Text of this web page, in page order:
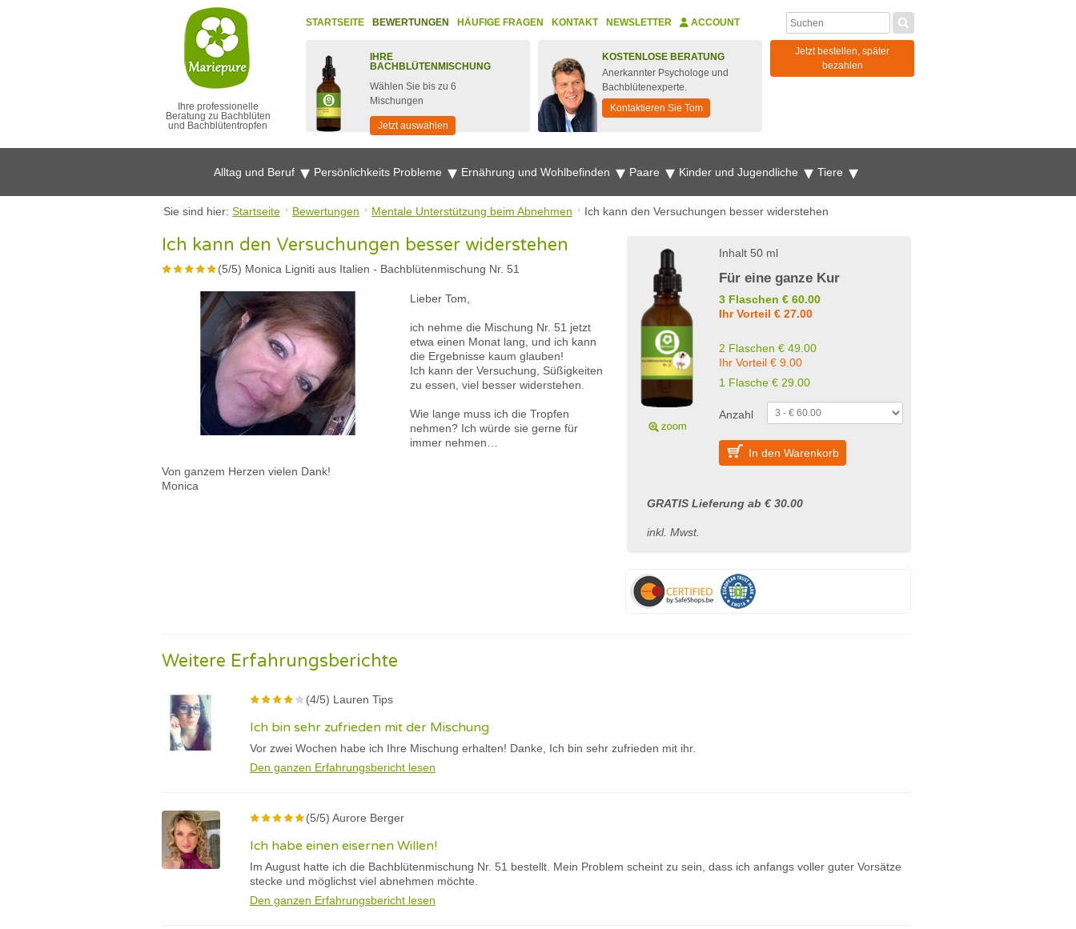
Ihre professionelle
Beratung zu Bachblüten
und Bachblütentropfen
STARTSEITE BEWERTUNGEN HÄUFIGE FRAGEN KONTAKT NEWSLETTER ACCOUNT
IHRE
BACHBLÜTENMISCHUNG
Wählen Sie bis zu 6
Mischungen
Jetzt auswählen
KOSTENLOSE BERATUNG
Anerkannter Psychologe und
Bachblütenexperte.
Kontaktieren Sie Tom
Jetzt bestellen, später
bezahlen
Alltag und Beruf Persönlichkeits Probleme Ernährung und Wohlbefinden Paare Kinder und Jugendliche Tiere
Sie sind hier: Startseite Bewertungen Mentale Unterstützung beim Abnehmen Ich kann den Versuchungen besser widerstehen
Ich kann den Versuchungen besser widerstehen
(5/5) Monica Ligniti aus Italien - Bachblütenmischung Nr. 51
Lieber Tom,
ich nehme die Mischung Nr. 51 jetzt
etwa einen Monat lang, und ich kann
die Ergebnisse kaum glauben!
Ich kann der Versuchung, Süßigkeiten
zu essen, viel besser widerstehen.
Wie lange muss ich die Tropfen
nehmen? Ich würde sie gerne für
immer nehmen…
Von ganzem Herzen vielen Dank!
Monica
Inhalt 50 ml
Für eine ganze Kur
3 Flaschen € 60.00
Ihr Vorteil € 27.00
2 Flaschen € 49.00
Ihr Vorteil € 9.00
1 Flasche € 29.00
Anzahl
In den Warenkorb
GRATIS Lieferung ab € 30.00
inkl. Mwst.
Weitere Erfahrungsberichte
(4/5) Lauren Tips
Ich bin sehr zufrieden mit der Mischung
Vor zwei Wochen habe ich Ihre Mischung erhalten! Danke, Ich bin sehr zufrieden mit ihr.
Den ganzen Erfahrungsbericht lesen
(5/5) Aurore Berger
Ich habe einen eisernen Willen!
Im August hatte ich die Bachblütenmischung Nr. 51 bestellt. Mein Problem scheint zu sein, dass ich anfangs voller guter Vorsätze
stecke und möglichst viel abnehmen möchte.
Den ganzen Erfahrungsbericht lesen